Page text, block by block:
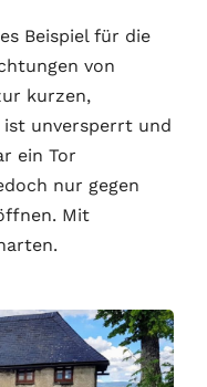
Beispiel für die
von
kurzen,
unversperrt und
ein Tor
nur gegen
Mit